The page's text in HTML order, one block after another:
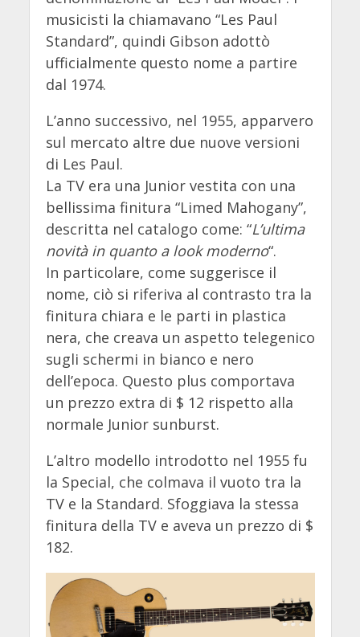
musicisti la chiamavano “Les Paul
Standard”, quindi Gibson adottò
ufficialmente questo nome a partire
dal 1974.
L’anno successivo, nel 1955, apparvero
sul mercato altre due nuove versioni
di Les Paul.
La TV era una Junior vestita con una
bellissima finitura “Limed Mahogany”,
descritta nel catalogo come: “L’ultima
novità in quanto a look moderno“.
In particolare, come suggerisce il
nome, ciò si riferiva al contrasto tra la
finitura chiara e le parti in plastica
nera, che creava un aspetto telegenico
sugli schermi in bianco e nero
dell’epoca. Questo plus comportava
un prezzo extra di $ 12 rispetto alla
normale Junior sunburst.
L’altro modello introdotto nel 1955 fu
la Special, che colmava il vuoto tra la
TV e la Standard. Sfoggiava la stessa
finitura della TV e aveva un prezzo di $
182.